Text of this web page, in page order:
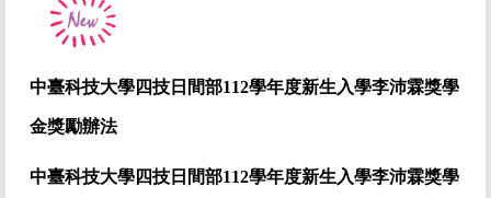
中臺科技大學四技日間部112學年度新生入學李沛霖獎學
金獎勵辦法
中臺科技大學四技日間部112學年度新生入學李沛霖獎學